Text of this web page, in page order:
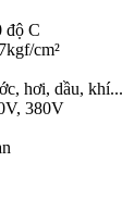
độ C
cm²
hơi, dầu, khí...
380V